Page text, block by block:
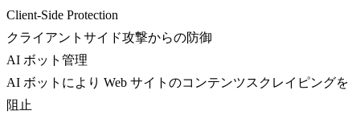
Client-Side Protection
クライアントサイド攻撃からの防御
AI ボット管理
AI ボットにより Web サイトのコンテンツスクレイピングを
阻止